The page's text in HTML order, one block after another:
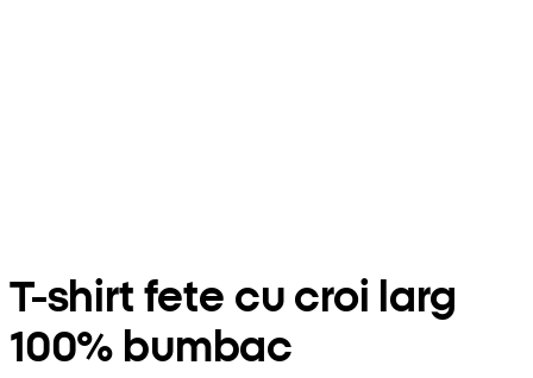
T-shirt fete cu croi larg
100% bumbac